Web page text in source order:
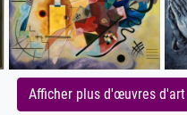
Afficher plus d'œuvres d'art